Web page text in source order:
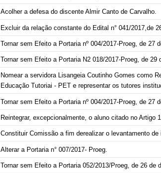
Acolhera defesa do discente Almir Canto de Carvalho.
Excluir da relação constante do Edital n° 041/2017,de
Tornar sem Efeito a Portaria nº 004/2017-Proeg, de 27
Tornar sem Efeito a Portaria N2 018/2017-Proeg, de 29
Nomear a servidora Lisangeia Coutinho Gomes como
Educação Tutoriai - PET e representar os tutores
Tornar sem Efeito a Portaria nº 004/2017-Proeg, de 27
Reintegrar, excepcionalmente, o aluno citado no Artigo
Constituir Comissão a fim derealizar o levantamento
Alterar a Portaria n° 007/2017- Proeg.
Tornar sem Efeito a Portaria 052/2013/Proeg, de 26 de